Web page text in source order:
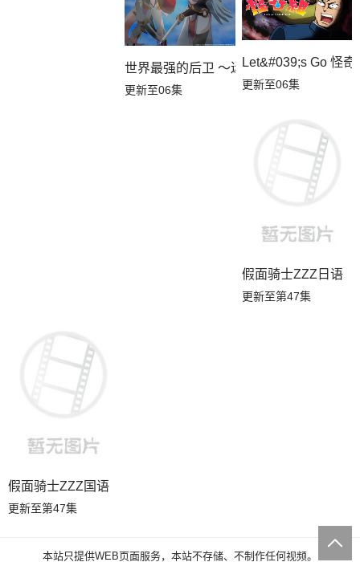
世界最强的后卫～迷宫国的新人探索者～世界最强的后卫 ～迷宫国的新人探索者～
更新至06集
Let&#039;s Go 怪奇
更新至06集
假面骑士ZZZ日语
更新至第47集
假面骑士ZZZ国语
更新至第47集
本站只提供WEB页面服务，本站不存储、不制作任何视频。